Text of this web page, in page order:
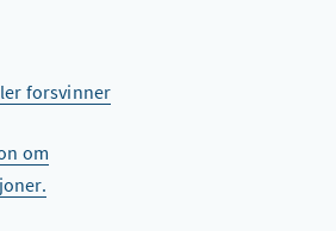
forsvinner
om